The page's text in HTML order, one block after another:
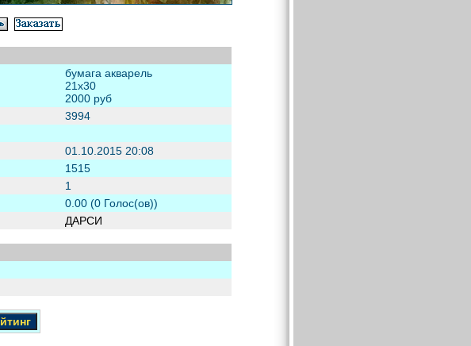
бумага акварель
21х30
2000 руб
3994
01.10.2015 20:08
1515
1
0.00 (0 Голос(ов))
ДАРСИ